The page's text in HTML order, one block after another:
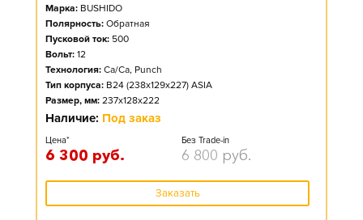
Марка: BUSHIDO
Полярность: Обратная
Пусковой ток: 500
Вольт: 12
Технология: Ca/Ca, Punch
Тип корпуса: B24 (238x129x227) ASIA
Размер, мм: 237x128x222
Наличие: Под заказ
Цена*
6 300 руб.
Без Trade-in
6 800 руб.
Заказать